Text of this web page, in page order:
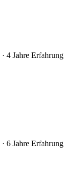
· 4 Jahre Erfahrung
· 6 Jahre Erfahrung